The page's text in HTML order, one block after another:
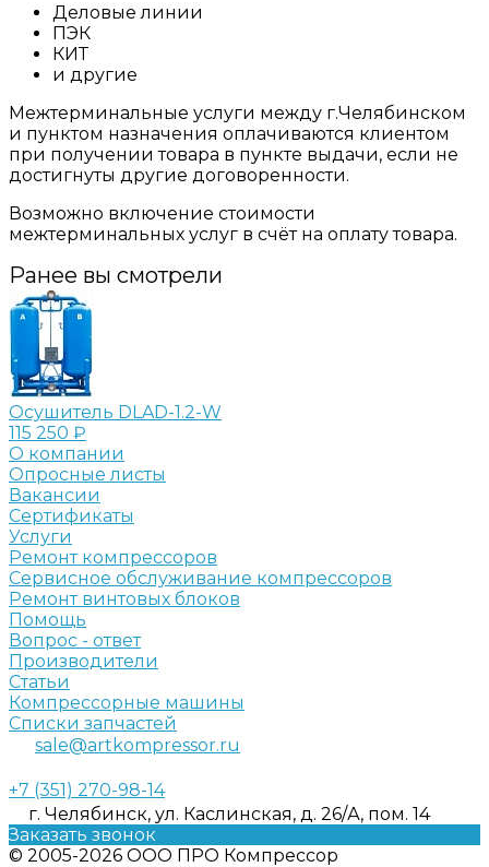
Деловые линии
ПЭК
КИТ
и другие
Межтерминальные услуги между г.Челябинском
и пунктом назначения оплачиваются клиентом
при получении товара в пункте выдачи, если не
достигнуты другие договоренности.
Возможно включение стоимости
межтерминальных услуг в счёт на оплату товара.
Ранее вы смотрели
Осушитель DLAD-1.2-W
115 250 ₽
О компании
Опросные листы
Вакансии
Сертификаты
Услуги
Ремонт компрессоров
Сервисное обслуживание компрессоров
Ремонт винтовых блоков
Помощь
Вопрос - ответ
Производители
Статьи
Компрессорные машины
Списки запчастей
sale@artkompressor.ru
+7 (351) 270-98-14
г. Челябинск, ул. Каслинская, д. 26/А, пом. 14
Заказать звонок
© 2005-2026 ООО ПРО Компрессор